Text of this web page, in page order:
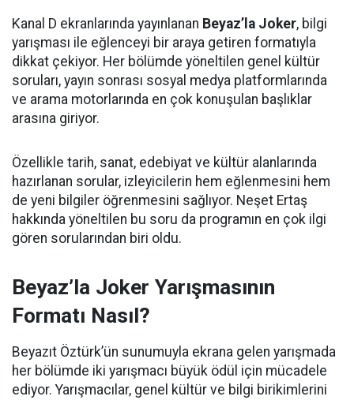
Kanal D ekranlarında yayınlanan Beyaz’la Joker, bilgi
yarışması ile eğlenceyi bir araya getiren formatıyla
dikkat çekiyor. Her bölümde yöneltilen genel kültür
soruları, yayın sonrası sosyal medya platformlarında
ve arama motorlarında en çok konuşulan başlıklar
arasına giriyor.
Özellikle tarih, sanat, edebiyat ve kültür alanlarında
hazırlanan sorular, izleyicilerin hem eğlenmesini hem
de yeni bilgiler öğrenmesini sağlıyor. Neşet Ertaş
hakkında yöneltilen bu soru da programın en çok ilgi
gören sorularından biri oldu.
Beyaz’la Joker Yarışmasının
Formatı Nasıl?
Beyazıt Öztürk’ün sunumuyla ekrana gelen yarışmada
her bölümde iki yarışmacı büyük ödül için mücadele
ediyor. Yarışmacılar, genel kültür ve bilgi birikimlerini